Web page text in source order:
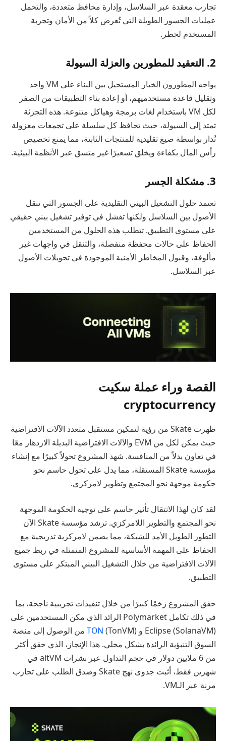
تجارب معقدة عبر السلاسل، وإدارة محافظ متعددة، والتحمل
عمليات الجسور الطويلة التي تُعرض كلاً من الأمان وتجربة
المستخدم لخطر.
2. التعقيد للمطورين والعزلة السيولة
يواجه المطورون الخيار المستحيل بين البناء على VM واحد
وتقليل قاعدة مستخدميهم، أو إعادة بناء التطبيقات من الصفر
لكل VM باستخدام لغات برمجة وهياكل متنوعة. هذه التجزئة
تمتد إلى السيولة، حيث تحافظ كل سلسلة على تجمعات معزولة
تُدار بواسطة صيغ تقليدية للمنتجات الثابتة، مما يمنع تخصيص
رأس المال بكفاءة ويخلق تسعيرًا غير متسق عبر الأنظمة البيئية.
3. مشكلة الجسر
تعتمد حلول التشغيل البيني التقليدية على الجسور التي تنقل
الأصول بين السلاسل ولكنها تفشل في توفير تشغيل بيني حقيقي
على مستوى التطبيق. تتطلب هذه الحلول من المستخدمين
الحفاظ على حالات محفظة منفصلة، والتنقل في واجهات غير
مألوفة، وقبول المخاطر الأمنية الموجودة في تحويلات الأصول
عبر السلاسل.
القصة وراء عملة سكيت
cryptocurrency
ظهرت Skate من رؤية لتمكين مستقبل متعدد الآلات الافتراضية
حيث يمكن لكل من EVM والآلات الافتراضية البديلة الازدهار معًا
في تعاون بدلاً من المنافسة. شهد المشروع تحولاً كبيرًا مع إنشاء
مؤسسة Skate المستقلة، مما يدل على تحول حاسم نحو
حكومة موجهة نحو المجتمع وتطوير لامركزي.
لقد كان لهذا الانتقال تأثير حاسم على توجيه الحكومة الموجهة
نحو المجتمع والتطوير اللامركزي. ترشد مؤسسة Skate الآن
التطور الطويل الأمد للشبكة، مما يضمن لامركزية تدريجية مع
الحفاظ على المهمة الأساسية للمشروع المتمثلة في ربط جميع
الآلات الافتراضية من خلال التشغيل البيني المبتكر على مستوى
التطبيق.
حقق المشروع زخمًا كبيرًا من خلال تنفيذات تجريبية ناجحة، بما
في ذلك تكامل Polymarket الرائد الذي مكن المستخدمين على
Eclipse (SolanaVM) و
TON (TonVM) من الوصول إلى منصة
السوق التنبؤية الرائدة بشكل محلي. هذا الإنجاز، الذي حقق أكثر
من 6 ملايين دولار في حجم التداول عبر نشرات altVM في
شهرين فقط، أثبت جدوى نهج Skate وصدق الطلب على تجارب
مرنة عبر الـVM.